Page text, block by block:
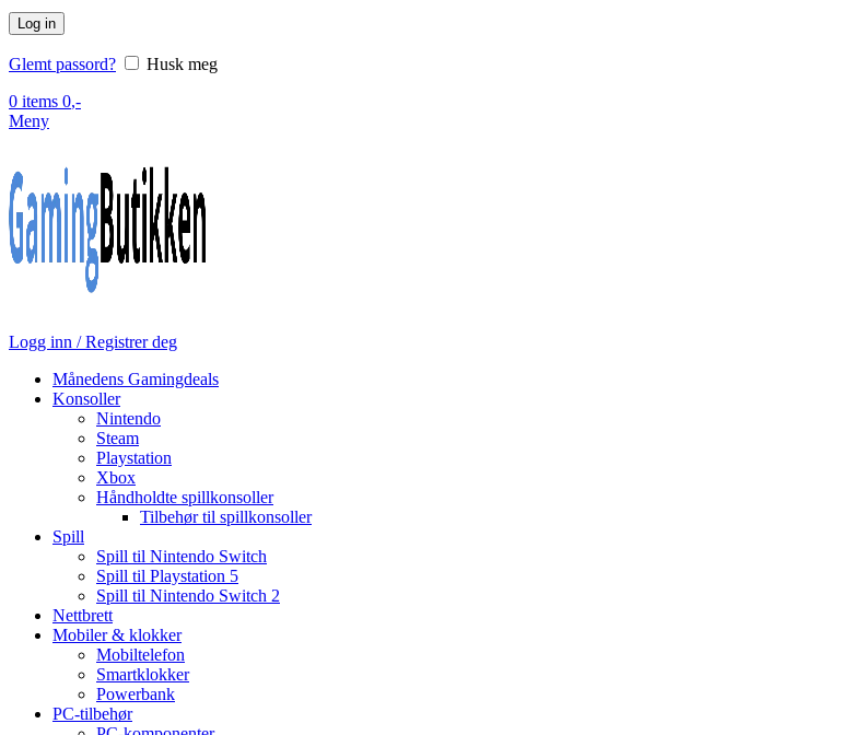
Log in
Glemt passord?
Husk meg
0 items 0,-
Meny
Logg inn / Registrer deg
Månedens Gamingdeals
Konsoller
Nintendo
Steam
Playstation
Xbox
Håndholdte spillkonsoller
Tilbehør til spillkonsoller
Spill
Spill til Nintendo Switch
Spill til Playstation 5
Spill til Nintendo Switch 2
Nettbrett
Mobiler & klokker
Mobiltelefon
Smartklokker
Powerbank
PC-tilbehør